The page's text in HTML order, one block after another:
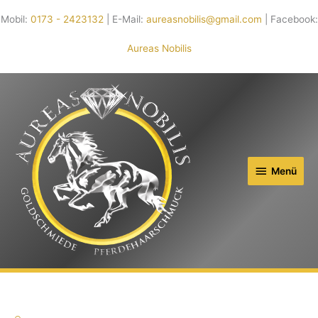
Mobil: 0173 - 2423132 | E-Mail: aureasnobilis@gmail.com | Facebook:
Aureas Nobilis
Menü